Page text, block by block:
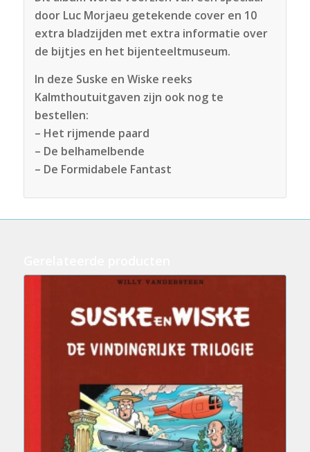
door Luc Morjaeu getekende cover en 10
extra bladzijden met extra informatie over
de bijtjes en het bijenteeltmuseum.
In deze Suske en Wiske reeks
Kalmthoutuitgaven zijn ook nog te
bestellen:
– Het rijmende paard
– De belhamelbende
– De Formidabele Fantast